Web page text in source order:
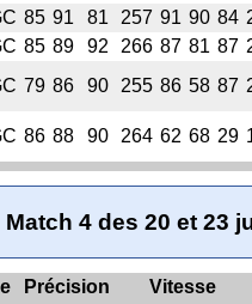
85 91 81 257 91 90 84
85 89 92 266 87 81 87
79 86 90 255 86 58 87
86 88 90 264 62 68 29
4 des 20 et 23
Précision
Vitesse